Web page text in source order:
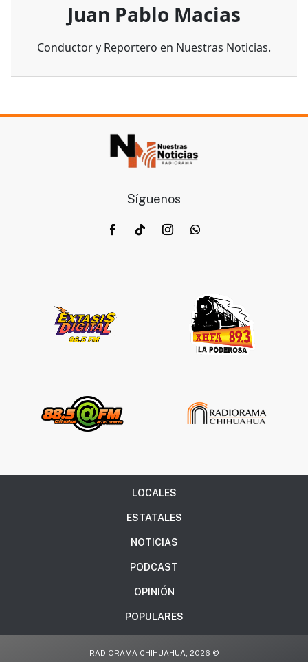
Juan Pablo Macias
Conductor y Reportero en Nuestras Noticias.
Síguenos
LOCALES
ESTATALES
NOTICIAS
PODCAST
OPINIÓN
POPULARES
RADIORAMA CHIHUAHUA, 2026 ©